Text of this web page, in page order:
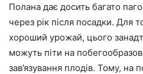
Полана дає досить багато
через рік після посадки. Для
хороший урожай, цього
можуть піти на
зав’язування плодів. Тому, на